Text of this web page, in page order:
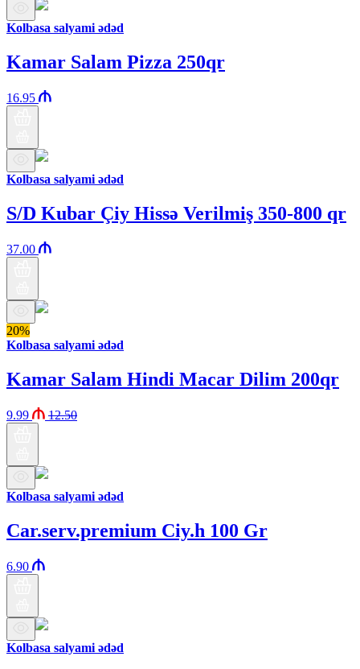
Kolbasa salyami ədəd
Kamar Salam Pizza 250qr
16.95
Kolbasa salyami ədəd
S/D Kubar Çiy Hissə Verilmiş 350-800 qr
37.00
20%
Kolbasa salyami ədəd
Kamar Salam Hindi Macar Dilim 200qr
9.99 12.50
Kolbasa salyami ədəd
Car.serv.premium Ciy.h 100 Gr
6.90
Kolbasa salyami ədəd